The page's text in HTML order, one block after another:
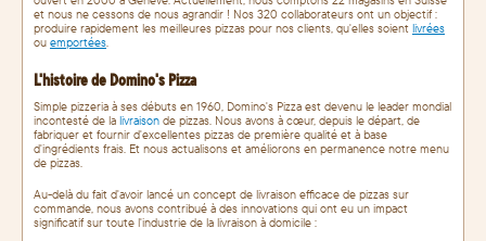
et nous ne cessons de nous agrandir ! Nos 320 collaborateurs ont un objectif :
produire rapidement les meilleures pizzas pour nos clients, qu'elles soient livrées
ou emportées.
L'histoire de Domino's Pizza
Simple pizzeria à ses débuts en 1960, Domino's Pizza est devenu le leader mondial
incontesté de la livraison de pizzas. Nous avons à cœur, depuis le départ, de
fabriquer et fournir d'excellentes pizzas de première qualité et à base
d'ingrédients frais. Et nous actualisons et améliorons en permanence notre menu
de pizzas.
Au-delà du fait d'avoir lancé un concept de livraison efficace de pizzas sur
commande, nous avons contribué à des innovations qui ont eu un impact
significatif sur toute l'industrie de la livraison à domicile :